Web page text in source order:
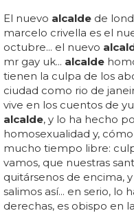
El nuevo alcalde de
marcelo crivella es el
octubre... el nuevo
mr gay uk... alcalde
tienen la culpa de los
ciudad como rio de
vive en los cuentos de
alcalde, y lo ha hecho
homosexualidad y,
mucho tiempo libre:
vamos, que nuestras
quitársenos de encima,
salimos así... en serio, lo
derechas, es obispo en